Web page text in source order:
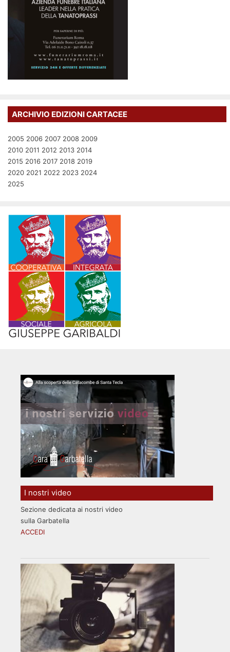
ARCHIVIO EDIZIONI CARTACEE
2005 2006 2007 2008 2009
2010 2011 2012 2013 2014
2015 2016 2017 2018 2019
2020 2021 2022 2023 2024
2025
I nostri video
Sezione dedicata ai nostri video
sulla Garbatella
ACCEDI